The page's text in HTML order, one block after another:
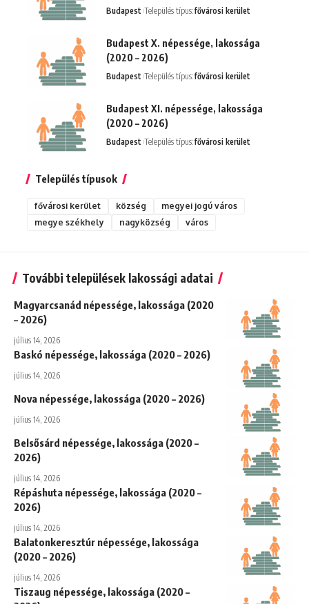
Budapest Település típus:fővárosi kerület
Budapest X. népessége, lakossága
(2020 – 2026)
Budapest Település típus:fővárosi kerület
Budapest XI. népessége, lakossága
(2020 – 2026)
Budapest Település típus:fővárosi kerület
Település típusok
fővárosi kerület község
megyei jogú város
megye székhely
nagyközség város
További települések lakossági adatai
Magyarcsanád népessége, lakossága (2020
– 2026)
július 14, 2026
Baskó népessége, lakossága (2020 – 2026)
július 14, 2026
Nova népessége, lakossága (2020 – 2026)
július 14, 2026
Belsősárd népessége, lakossága (2020 –
2026)
július 14, 2026
Répáshuta népessége, lakossága (2020 –
2026)
július 14, 2026
Balatonkeresztúr népessége, lakossága
(2020 – 2026)
július 14, 2026
Tiszaug népessége, lakossága (2020 –